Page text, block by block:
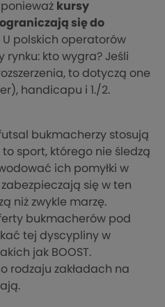
kursy
się do
U polskich operatorów
rynku: kto wygra? Jeśli
to dotyczą one
handicapu i 1./2.
bukmacherzy stosują
sport, którego nie śledzą
ich pomyłki w
się w ten
niż zwykle marzę.
bukmacherów pod
tej dyscypliny w
jak BOOST.
rodzaju zakładach na